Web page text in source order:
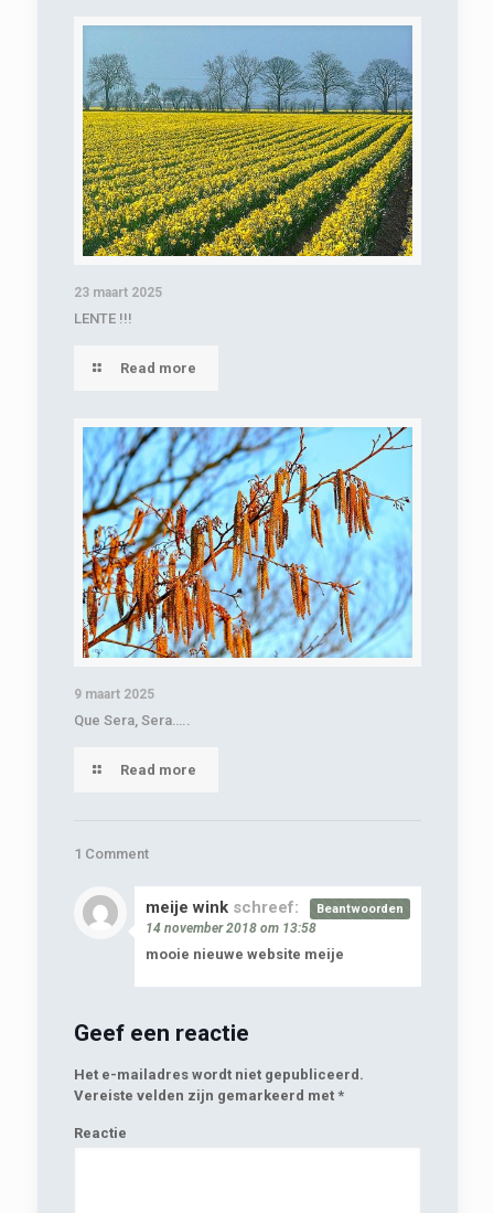
23 maart 2025
LENTE !!!
Read more
9 maart 2025
Que Sera, Sera…..
Read more
1 Comment
meije wink schreef:
14 november 2018 om 13:58
mooie nieuwe website meije
Beantwoorden
Geef een reactie
Het e-mailadres wordt niet gepubliceerd.
Vereiste velden zijn gemarkeerd met *
Reactie